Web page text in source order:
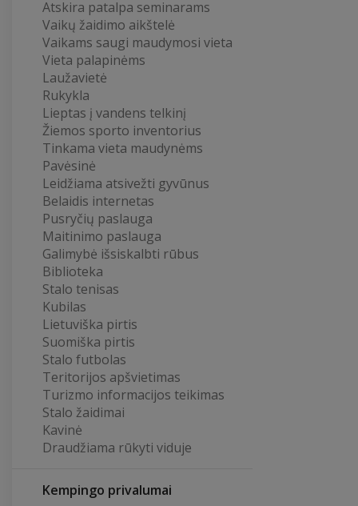
Atskira patalpa seminarams
Vaikų žaidimo aikštelė
Vaikams saugi maudymosi vieta
Vieta palapinėms
Laužavietė
Rukykla
Lieptas į vandens telkinį
Žiemos sporto inventorius
Tinkama vieta maudynėms
Pavėsinė
Leidžiama atsivežti gyvūnus
Belaidis internetas
Pusryčių paslauga
Maitinimo paslauga
Galimybė išsiskalbti rūbus
Biblioteka
Stalo tenisas
Kubilas
Lietuviška pirtis
Suomiška pirtis
Stalo futbolas
Teritorijos apšvietimas
Turizmo informacijos teikimas
Stalo žaidimai
Kavinė
Draudžiama rūkyti viduje
Kempingo privalumai